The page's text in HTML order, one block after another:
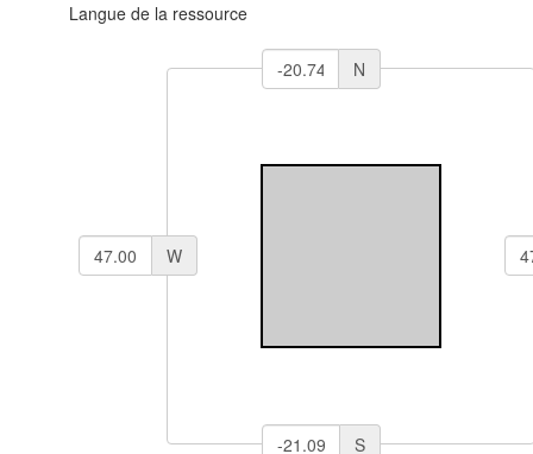
Langue de la ressource
N
S
W